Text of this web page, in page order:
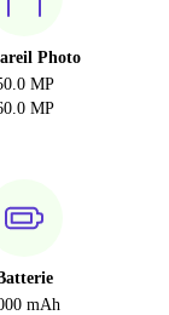
Photo
MP
MP
mAh